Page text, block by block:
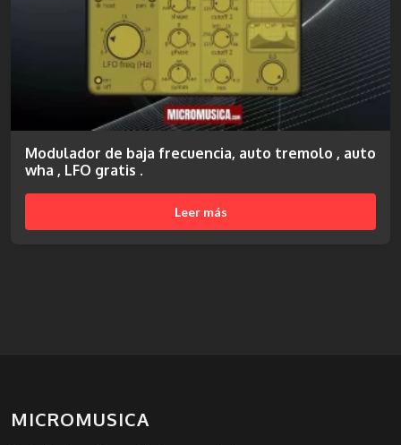
Modulador de baja frecuencia, auto tremolo , auto
wha , LFO gratis .
Leer más
MICROMUSICA